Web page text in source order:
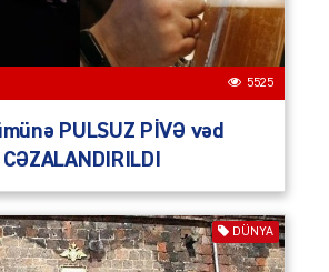
5525
PULSUZ PİVƏ vəd
DÜNYA